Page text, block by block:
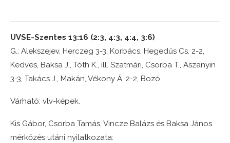
UVSE-Szentes 13:16 (2:3, 4:3, 4:4, 3:6)
G.: Alekszejev, Herczeg 3-3, Korbács, Hegedűs Cs. 2-2,
Kedves, Baksa J., Tóth K., ill. Szatmári, Csorba T., Aszanyin
3-3, Takács J., Makán, Vékony Á. 2-2, Bozó
Várható: vlv-képek.
Kis Gábor, Csorba Tamás, Vincze Balázs és Baksa János
mérkőzés utáni nyilatkozata: